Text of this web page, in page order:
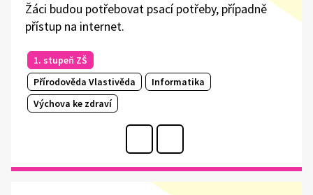
Žáci budou potřebovat psací potřeby, případně
přístup na internet.
1. stupeň ZŠ
Přírodověda Vlastivěda
Informatika
Výchova ke zdraví